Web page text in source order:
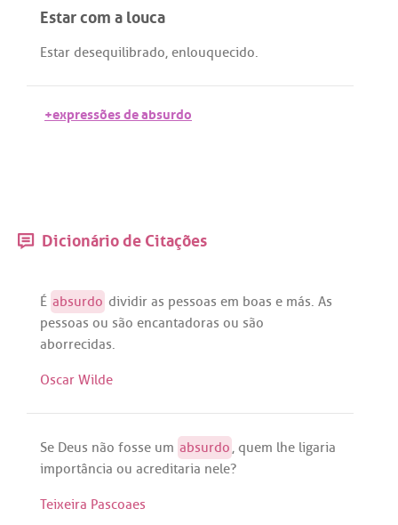
Estar com a louca
Estar desequilibrado, enlouquecido.
+expressões de absurdo
Dicionário de Citações
É absurdo dividir as pessoas em boas e más. As
pessoas ou são encantadoras ou são
aborrecidas.
Oscar Wilde
Se Deus não fosse um absurdo, quem lhe ligaria
importância ou acreditaria nele?
Teixeira Pascoaes